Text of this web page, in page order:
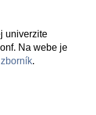
univerzite
Na webe je
zborník.